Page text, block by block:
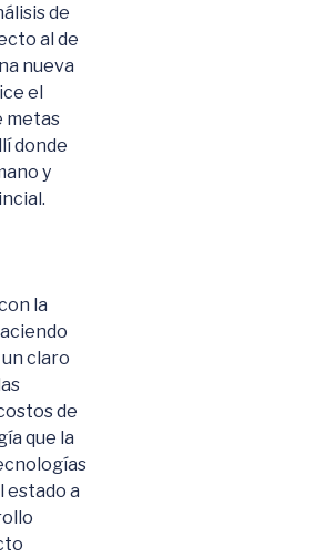
de
al de
nueva
el
metas
donde
y
la
claro
de
que la
estado a